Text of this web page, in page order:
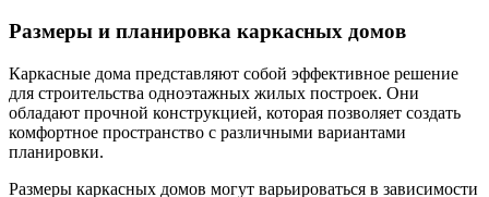
Размеры и планировка каркасных домов
Каркасные дома представляют собой эффективное решение
для строительства одноэтажных жилых построек. Они
обладают прочной конструкцией, которая позволяет создать
комфортное пространство с различными вариантами
планировки.
Размеры каркасных домов могут варьироваться в зависимости